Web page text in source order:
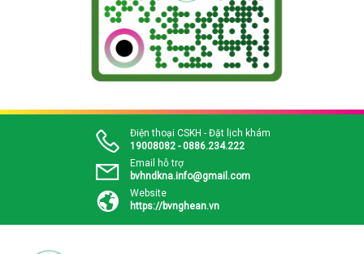
Điện thoại CSKH - Đặt lịch khám
19008082 - 0886.234.222
Email hỗ trợ
bvhndkna.info@gmail.com
Website
https://bvnghean.vn